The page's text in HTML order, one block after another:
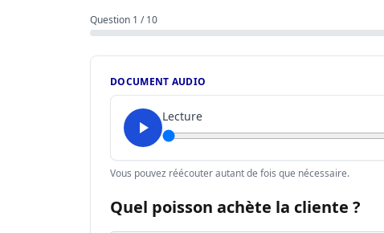
Question 1 / 10
DOCUMENT AUDIO
Lecture
Vous pouvez réécouter autant de fois que nécessaire.
Quel poisson achète la cliente ?